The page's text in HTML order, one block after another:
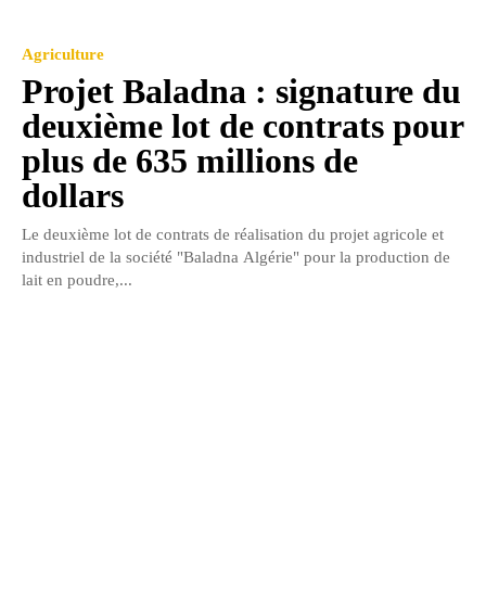
Agriculture
Projet Baladna : signature du
deuxième lot de contrats pour
plus de 635 millions de
dollars
Le deuxième lot de contrats de réalisation du projet agricole et
industriel de la société "Baladna Algérie" pour la production de
lait en poudre,...